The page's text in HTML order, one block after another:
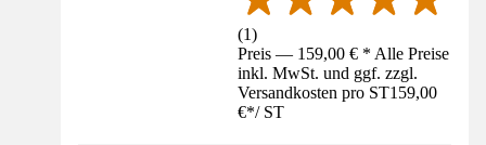
(1)
Preis — 159,00 € * Alle Preise
inkl. MwSt. und ggf. zzgl.
Versandkosten pro ST159,00
€*/ ST